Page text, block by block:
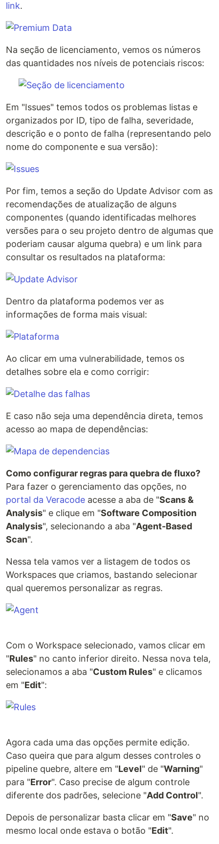
link.
Na seção de licenciamento, vemos os números
das quantidades nos níveis de potenciais riscos:
Em "Issues" temos todos os problemas listas e
organizados por ID, tipo de falha, severidade,
descrição e o ponto de falha (representando pelo
nome do componente e sua versão):
Por fim, temos a seção do Update Advisor com as
recomendações de atualização de alguns
componentes (quando identificadas melhores
versões para o seu projeto dentro de algumas que
poderiam causar alguma quebra) e um link para
consultar os resultados na plataforma:
Dentro da plataforma podemos ver as
informações de forma mais visual:
Ao clicar em uma vulnerabilidade, temos os
detalhes sobre ela e como corrigir:
E caso não seja uma dependência direta, temos
acesso ao mapa de dependências:
Como configurar regras para quebra de fluxo?
Para fazer o gerenciamento das opções, no
portal da Veracode acesse a aba de "Scans &
Analysis" e clique em "Software Composition
Analysis", selecionando a aba "Agent-Based
Scan".
Nessa tela vamos ver a listagem de todos os
Workspaces que criamos, bastando selecionar
qual queremos personalizar as regras.
Com o Workspace selecionado, vamos clicar em
"Rules" no canto inferior direito. Nessa nova tela,
selecionamos a aba "Custom Rules" e clicamos
em "Edit":
Agora cada uma das opções permite edição.
Caso queira que para algum desses controles o
pipeline quebre, altere em "Level" de "Warning"
para "Error". Caso precise de algum controle
diferente dos padrões, selecione "Add Control".
Depois de personalizar basta clicar em "Save" no
mesmo local onde estava o botão "Edit".